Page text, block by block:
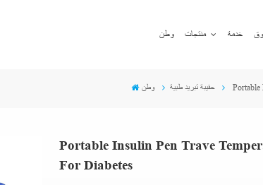
وطن منتجات خدمة
وطن حقيبة تبريد طبية Portable
Portable Insulin Pen Trave
For Diabetes